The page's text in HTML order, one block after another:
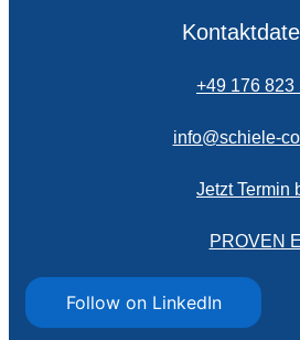
+49 176 823
info@schiele-
Jetzt Termin
PROVEN
Follow on LinkedIn